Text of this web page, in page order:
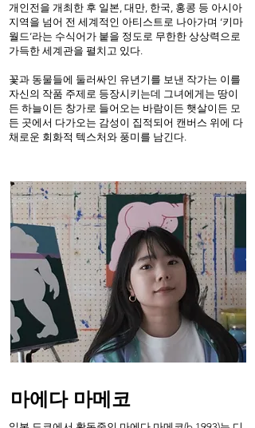
개인전을 개최한 후 일본, 대만, 한국, 홍콩 등 아시아
지역을 넘어 전 세계적인 아티스트로 나아가며 ‘키마
월드’라는 수식어가 붙을 정도로 무한한 상상력으로
가득한 세계관을 펼치고 있다.
꽃과 동물들에 둘러싸인 유년기를 보낸 작가는 이를
자신의 작품 주제로 등장시키는데 그녀에게는 땅이
든 하늘이든 창가로 들어오는 바람이든 햇살이든 모
든 곳에서 다가오는 감성이 집적되어 캔버스 위에 다
채로운 회화적 텍스처와 풍미를 남긴다.
마에다 마메코